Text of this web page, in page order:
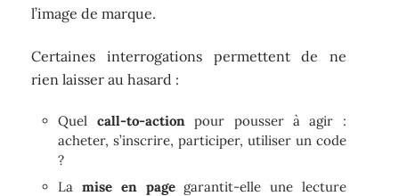
l’image de marque.
Certaines interrogations permettent de ne
rien laisser au hasard :
Quel call-to-action pour pousser à agir :
acheter, s’inscrire, participer, utiliser un code
?
Lamise en pagegarantit-elle une lecture